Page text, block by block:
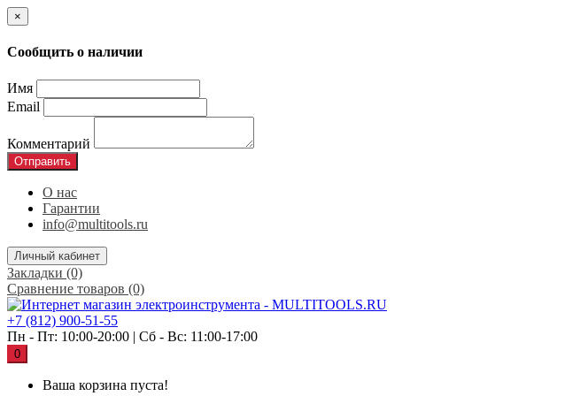
×
Сообщить о наличии
Имя
Email
Комментарий
Отправить
О нас
Гарантии
info@multitools.ru
Личный кабинет
Закладки (0)
Сравнение товаров (0)
+7 (812) 900-51-55
Пн - Пт: 10:00-20:00 | Сб - Вс: 11:00-17:00
0
Ваша корзина пуста!